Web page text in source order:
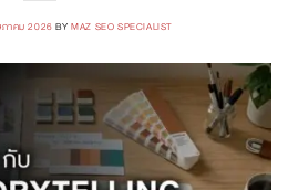
าคม 2026 BYMAZ SEO SPECIALIST